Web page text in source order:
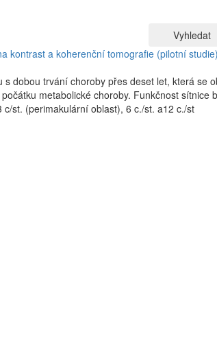
Vyhledat
kontrast a koherenční tomografie (pilotní studie)
dobou trvání choroby přes deset let, která se
metabolické choroby. Funkčnost sítnice
st. (perimakulární oblast), 6 c./st. a12 c./st